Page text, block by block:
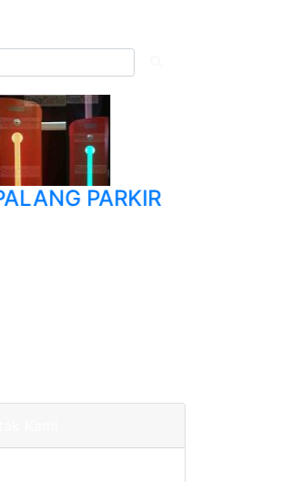
PARKIR